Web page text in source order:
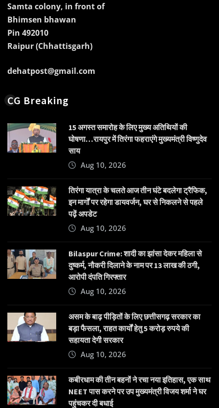
Samta colony, in front of
Bhimsen bhawan
Pin 492010
Raipur (Chhattisgarh)
dehatpost@gmail.com
CG Breaking
15 अगस्त समारोह के लिए मुख्य अतिथियों की
घोषणा…रायपुर में तिरंगा फहराएंगे मुख्यमंत्री विष्णुदेव
साय
Aug 10, 2026
तिरंगा यात्रा के चलते आज तीन घंटे बदलेगा ट्रैफिक,
इन मार्गों पर रहेगा डायवर्जन, घर से निकलने से पहले
पढ़ें अपडेट
Aug 10, 2026
Bilaspur Crime: शादी का झांसा देकर महिला से
दुष्कर्म, नौकरी दिलाने के नाम पर 13 लाख की ठगी,
आरोपी दंपति गिरफ्तार
Aug 10, 2026
असम के बाढ़ पीड़ितों के लिए छत्तीसगढ़ सरकार का
बड़ा फैसला, राहत कार्यों हेतु 5 करोड़ रुपये की
सहायता देगी सरकार
Aug 10, 2026
कबीरधाम की तीन बहनों ने रचा नया इतिहास, एक साथ
NEET पास करने पर उप मुख्यमंत्री विजय शर्मा ने घर
पहुंचकर दी बधाई